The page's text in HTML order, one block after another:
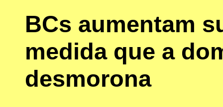
BCs aumentam
medida que a
desmorona